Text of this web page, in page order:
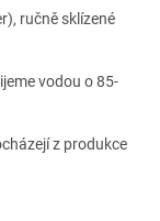
ručně sklízené
vodou o 85-
z produkce